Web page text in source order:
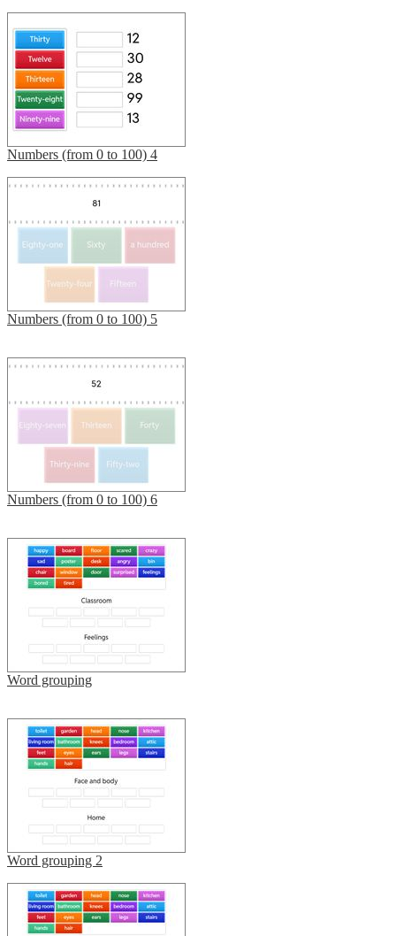
Numbers (from 0 to 100) 4
Numbers (from 0 to 100) 5
Numbers (from 0 to 100) 6
Word grouping
Word grouping 2